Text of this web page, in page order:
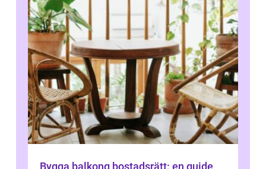
Bygga balkong bostadsrätt: en guide